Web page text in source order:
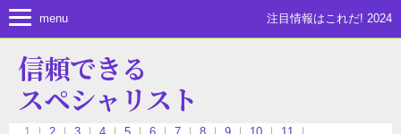
menu 注目情報はこれだ! 2024
信頼できる
スペシャリスト